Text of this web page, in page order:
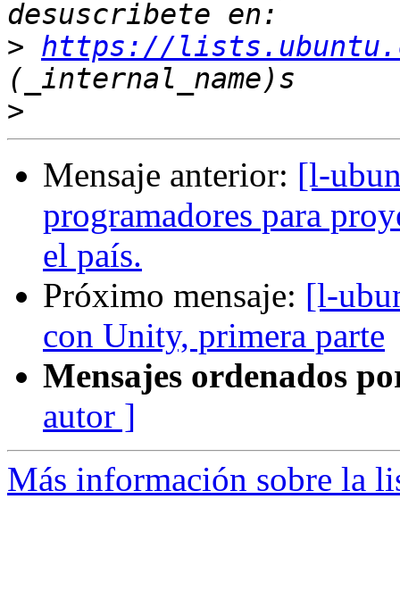
> https://
>
Mensaje anterior: [l-
programadores para
el país.
Próximo mensaje: [l-
con Unity, primera parte
Mensajes ordenados
autor ]
Más información sobre la